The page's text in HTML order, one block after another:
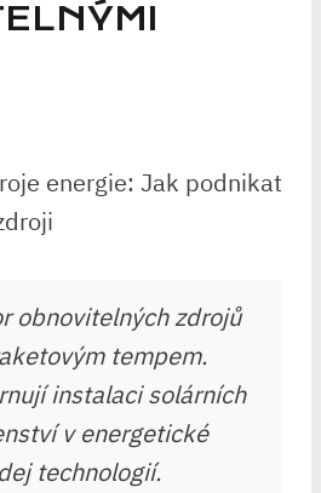
obnovitelných zdrojů
tempem.
instalaci solárních
v energetické
technologií.